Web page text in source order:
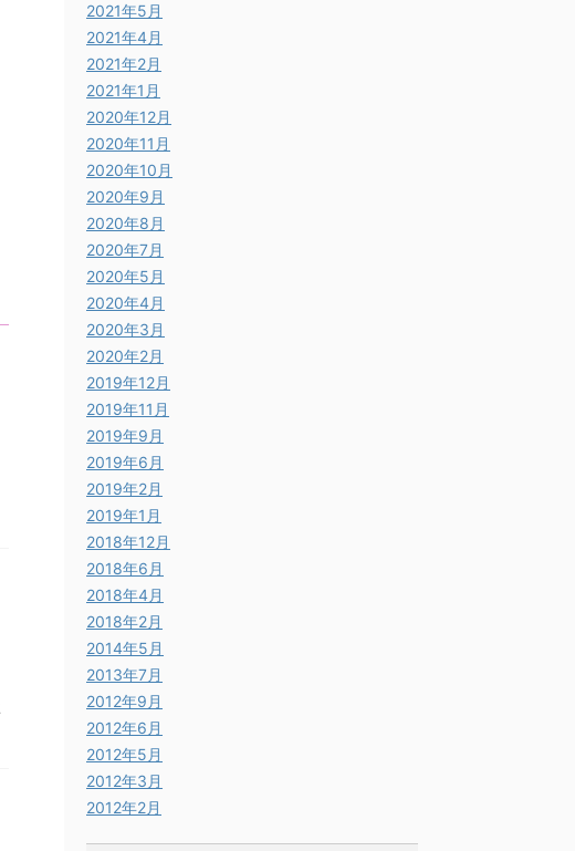
2021年5月
2021年4月
2021年2月
2021年1月
2020年12月
2020年11月
2020年10月
2020年9月
2020年8月
2020年7月
2020年5月
2020年4月
2020年3月
2020年2月
2019年12月
2019年11月
2019年9月
2019年6月
2019年2月
2019年1月
2018年12月
2018年6月
2018年4月
2018年2月
2014年5月
2013年7月
2012年9月
2012年6月
2012年5月
2012年3月
2012年2月